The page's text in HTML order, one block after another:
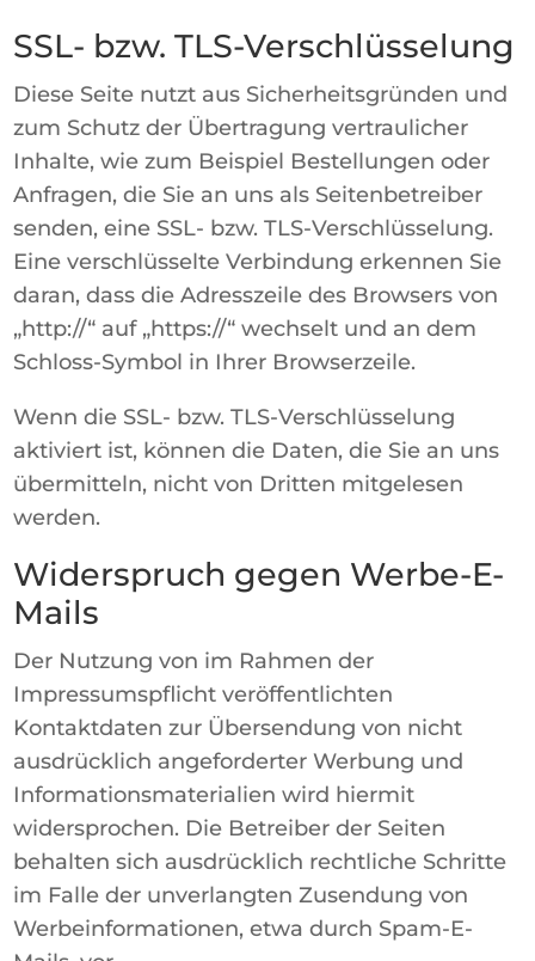
SSL- bzw. TLS-Verschlüsselung
Diese Seite nutzt aus Sicherheitsgründen und
zum Schutz der Übertragung vertraulicher
Inhalte, wie zum Beispiel Bestellungen oder
Anfragen, die Sie an uns als Seitenbetreiber
senden, eine SSL- bzw. TLS-Verschlüsselung.
Eine verschlüsselte Verbindung erkennen Sie
daran, dass die Adresszeile des Browsers von
„http://“ auf „https://“ wechselt und an dem
Schloss-Symbol in Ihrer Browserzeile.
Wenn die SSL- bzw. TLS-Verschlüsselung
aktiviert ist, können die Daten, die Sie an uns
übermitteln, nicht von Dritten mitgelesen
werden.
Widerspruch gegen Werbe-E-
Mails
Der Nutzung von im Rahmen der
Impressumspflicht veröffentlichten
Kontaktdaten zur Übersendung von nicht
ausdrücklich angeforderter Werbung und
Informationsmaterialien wird hiermit
widersprochen. Die Betreiber der Seiten
behalten sich ausdrücklich rechtliche Schritte
im Falle der unverlangten Zusendung von
Werbeinformationen, etwa durch Spam-E-